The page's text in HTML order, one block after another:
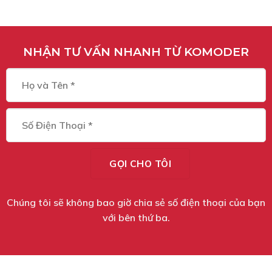
NHẬN TƯ VẤN NHANH TỪ KOMODER
Chúng tôi sẽ không bao giờ chia sẻ số điện thoại của bạn
với bên thứ ba.